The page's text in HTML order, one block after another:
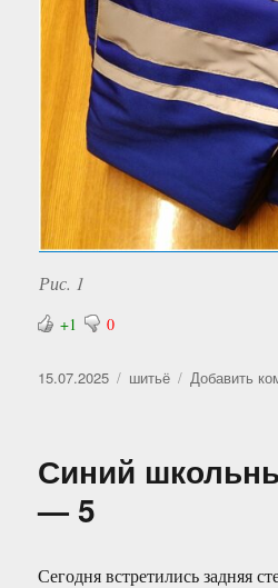
Рис. 1
+1 0
Опубликовано
15.07.2025 Рубрики
шитьё Добавить
Синий
— 5
Сегодня встретились задняя